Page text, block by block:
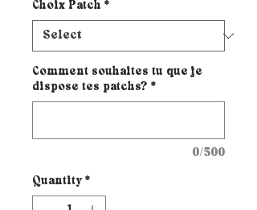
Choix Patch *
Comment souhaites tu que je
dispose tes patchs? *
0/500
Quantity *